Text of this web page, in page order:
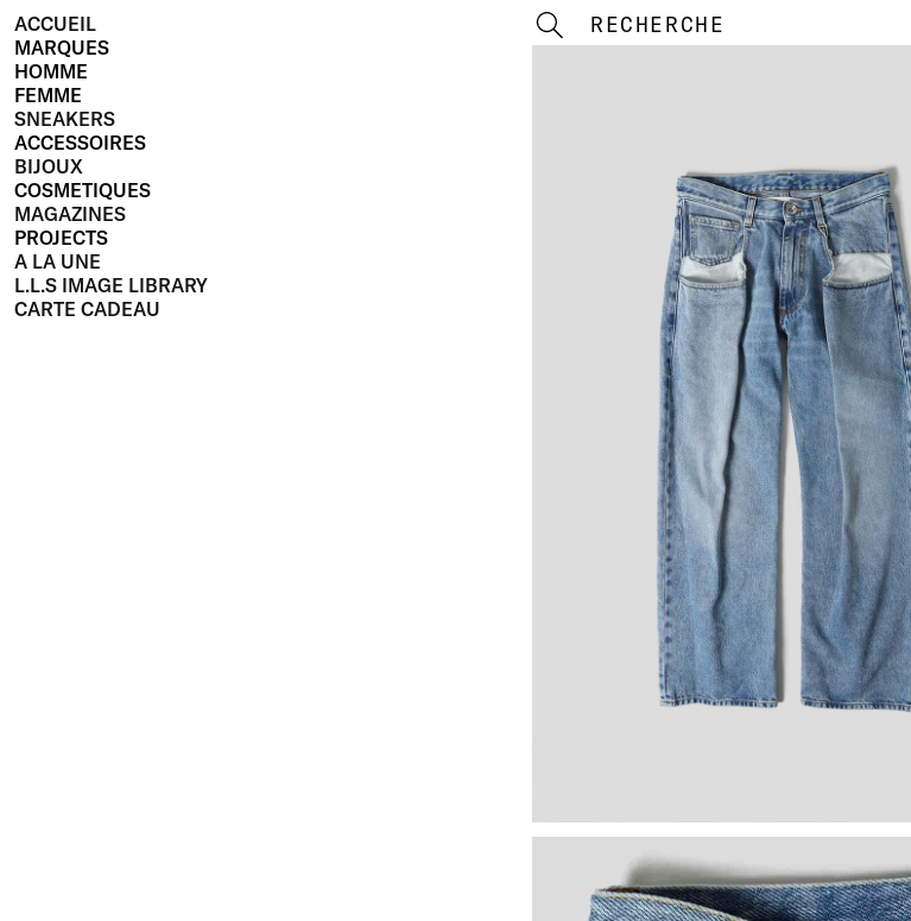
ACCUEIL
MARQUES
HOMME
FEMME
SNEAKERS
ACCESSOIRES
BIJOUX
COSMETIQUES
MAGAZINES
PROJECTS
A LA UNE
L.L.S IMAGE LIBRARY
CARTE CADEAU
RECHERCHE